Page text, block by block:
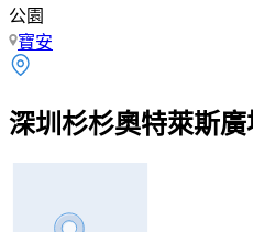
公園
寶安
深圳杉杉奧特萊斯